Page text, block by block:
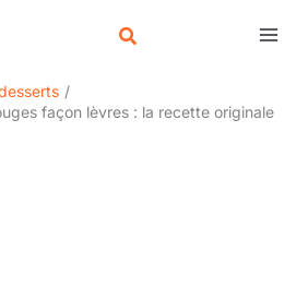
façon lèvres : la recette originale